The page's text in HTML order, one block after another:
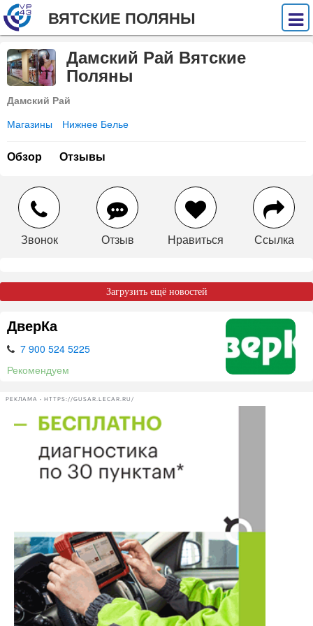
ВЯТСКИЕ ПОЛЯНЫ
Дамский Рай Вятские
Поляны
Дамский Рай
Магазины Нижнее Белье
Обзор Отзывы
Звонок Отзыв Нравиться Ссылка
Загрузить ещё новостей
ДверКа
7 900 524 5225
Рекомендуем
РЕКЛАМА • HTTPS://GUSAR.LECAR.RU/